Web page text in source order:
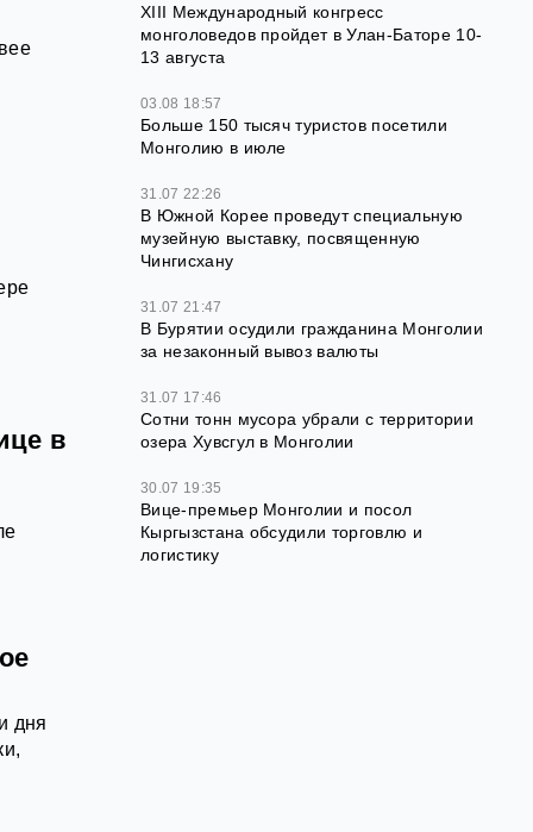
в
дня
XIII Международный конгресс
монголоведов пройдет в Улан-Баторе 10-
13 августа
03.08 18:57
Больше 150 тысяч туристов посетили
Монголию в июле
31.07 22:26
В Южной Корее проведут специальную
музейную выставку, посвященную
Чингисхану
31.07 21:47
В Бурятии осудили гражданина Монголии
за незаконный вывоз валюты
31.07 17:46
Сотни тонн мусора убрали с территории
озера Хувсгул в Монголии
30.07 19:35
Вице-премьер Монголии и посол
Кыргызстана обсудили торговлю и
логистику